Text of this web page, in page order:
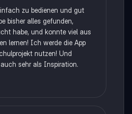
zu bedienen und gut
bisher alles gefunden,
habe, und konnte viel aus
lernen! Ich werde die App
nutzen! Und
sehr als Inspiration.